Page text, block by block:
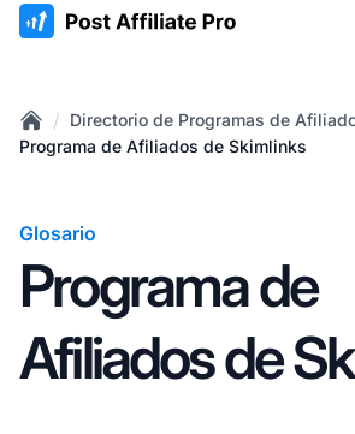
:site.title
Home
/ Directorio de Programas de
Programa de Afiliados de Skimlinks
Glosario
Programa de
Afiliados de